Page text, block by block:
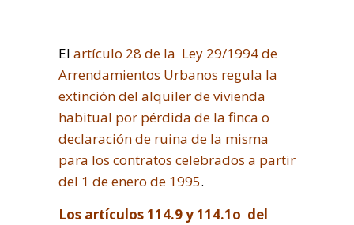
El artículo 28 de la Ley 29/1994 de
Arrendamientos Urbanos regula la
extinción del alquiler de vivienda
habitual por pérdida de la finca o
declaración de ruina de la misma
para los contratos celebrados a partir
del 1 de enero de 1995.
Los artículos 114.9 y 114.1o del